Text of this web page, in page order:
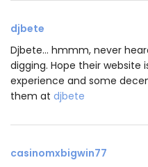
djbete
Djbete… hmmm, never
digging. Hope their website
experience and some
them at djbete
casinomxbigwin77